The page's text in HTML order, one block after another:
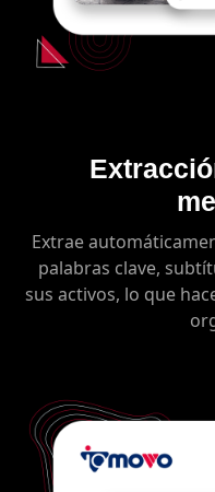
Extrae
palabras clave,
sus activos, lo que